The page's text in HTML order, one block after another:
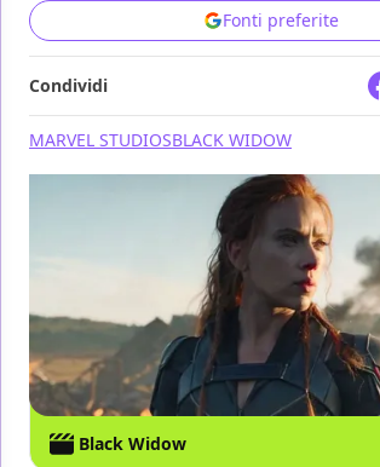
Fonti preferite
Condividi
MARVEL STUDIOSBLACK WIDOW
Black Widow